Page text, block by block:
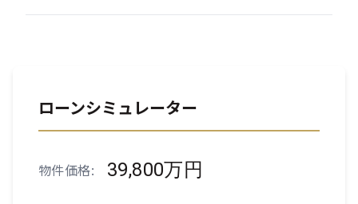
ローンシミュレーター
物件価格: 39,800万円